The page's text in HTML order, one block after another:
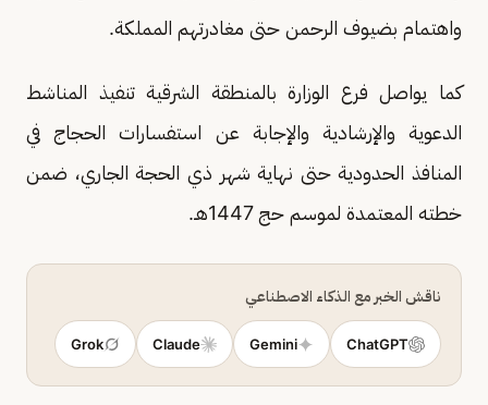
واهتمام بضيوف الرحمن حتى مغادرتهم المملكة.
كما يواصل فرع الوزارة بالمنطقة الشرقية تنفيذ المناشط
الدعوية والإرشادية والإجابة عن استفسارات الحجاج في
المنافذ الحدودية حتى نهاية شهر ذي الحجة الجاري، ضمن
خطته المعتمدة لموسم حج 1447هـ.
ناقش الخبر مع الذكاء الاصطناعي
ChatGPT
Gemini
Claude
Grok